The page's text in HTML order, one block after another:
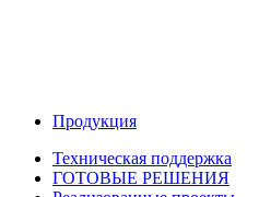
Продукция
Техническая поддержка
ГОТОВЫЕ РЕШЕНИЯ